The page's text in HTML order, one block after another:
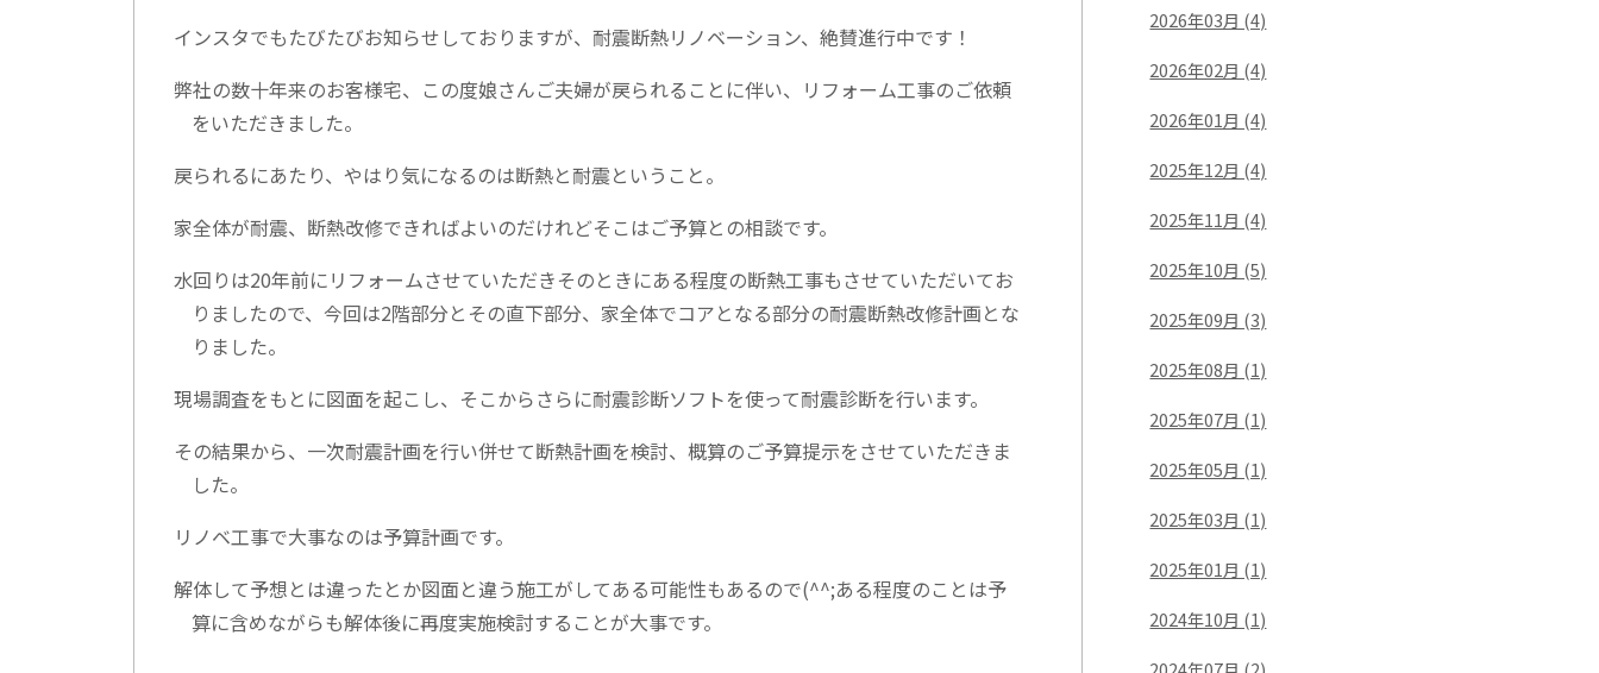
インスタでもたびたびお知らせしておりますが、耐震断熱リノベーション、絶賛進行中です！
弊社の数十年来のお客様宅、この度娘さんご夫婦が戻られることに伴い、リフォーム工事のご依頼
をいただきました。
戻られるにあたり、やはり気になるのは断熱と耐震ということ。
家全体が耐震、断熱改修できればよいのだけれどそこはご予算との相談です。
水回りは20年前にリフォームさせていただきそのときにある程度の断熱工事もさせていただいてお
りましたので、今回は2階部分とその直下部分、家全体でコアとなる部分の耐震断熱改修計画とな
りました。
現場調査をもとに図面を起こし、そこからさらに耐震診断ソフトを使って耐震診断を行います。
その結果から、一次耐震計画を行い併せて断熱計画を検討、概算のご予算提示をさせていただきま
した。
リノベ工事で大事なのは予算計画です。
解体して予想とは違ったとか図面と違う施工がしてある可能性もあるので(^^;ある程度のことは予
算に含めながらも解体後に再度実施検討することが大事です。
2026年03月 (4)
2026年02月 (4)
2026年01月 (4)
2025年12月 (4)
2025年11月 (4)
2025年10月 (5)
2025年09月 (3)
2025年08月 (1)
2025年07月 (1)
2025年05月 (1)
2025年03月 (1)
2025年01月 (1)
2024年10月 (1)